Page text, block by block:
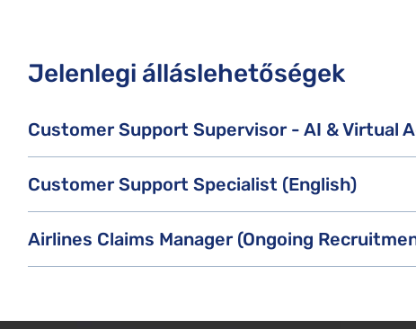
Jelenlegi álláslehetőségek
Customer Support Supervisor - AI & Virtual
Customer Support Specialist (English)
Airlines Claims Manager (Ongoing